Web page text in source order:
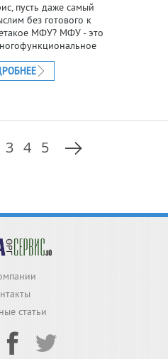
пусть даже самый
без готового к
МФУ? МФУ - это
которого работа в
в прямом
3 4 5
статьи